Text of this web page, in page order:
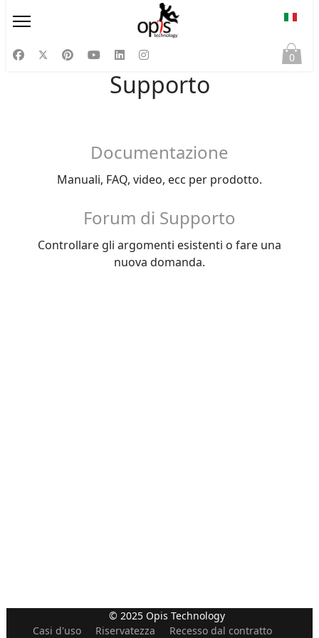
0
Supporto
Documentazione
Manuali, FAQ, video, ecc per prodotto.
Forum di Supporto
Controllare gli argomenti esistenti o fare una
nuova domanda.
© 2025 Opis Technology
Casi d'uso
Riservatezza Recesso dal contratto